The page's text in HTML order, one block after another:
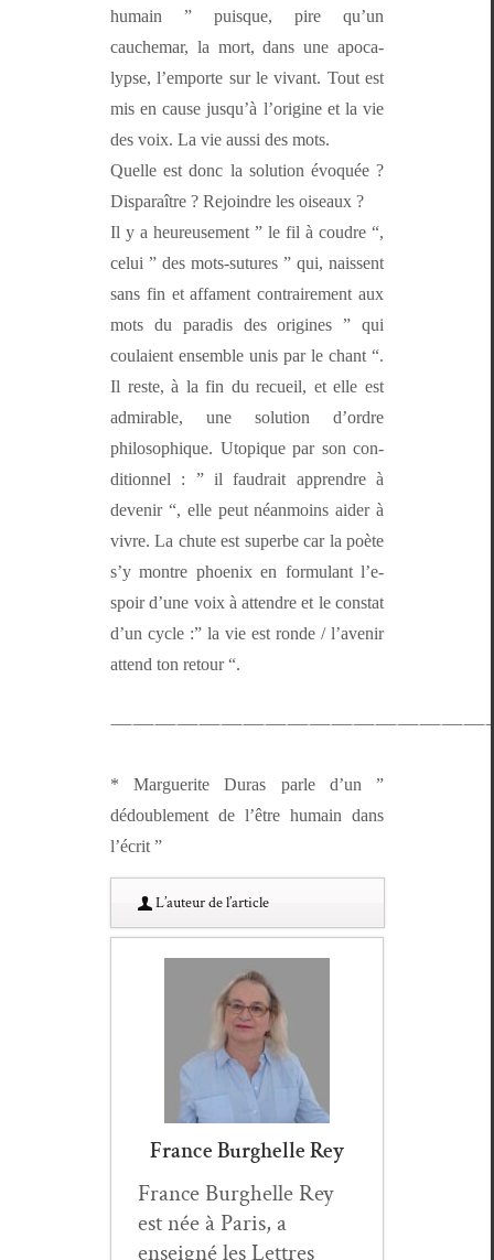
humain ” puisque, pire qu’un
cauchemar, la mort, dans une apoc­a­
lypse, l’emporte sur le vivant. Tout est
mis en cause jusqu’à l’o­rig­ine et la vie
des voix. La vie aus­si des mots.
Quelle est donc la solu­tion évo­quée ?
Dis­paraître ? Rejoin­dre les oiseaux ?
Il y a heureuse­ment ” le fil à coudre “,
celui ” des mots-sutures ” qui, nais­sent
sans fin et affa­ment con­traire­ment aux
mots du par­adis des orig­ines ” qui
coulaient ensem­ble unis par le chant “.
Il reste, à la fin du recueil, et elle est
admirable, une solu­tion d’or­dre
philosophique. Utopique par son con­
di­tion­nel : ” il faudrait appren­dre à
devenir “, elle peut néan­moins aider à
vivre. La chute est superbe car la poète
s’y mon­tre phoenix en for­mu­lant l’e­
spoir d’une voix à atten­dre et le con­stat
d’un cycle :” la vie est ronde / l’avenir
attend ton retour “.
* Mar­guerite Duras par­le d’un ”
dédou­ble­ment de l’être humain dans
l’écrit ”
L’au­teur de l’article
France Burghelle Rey
France Burghelle Rey
est née à Paris, a
enseigné les Let­tres